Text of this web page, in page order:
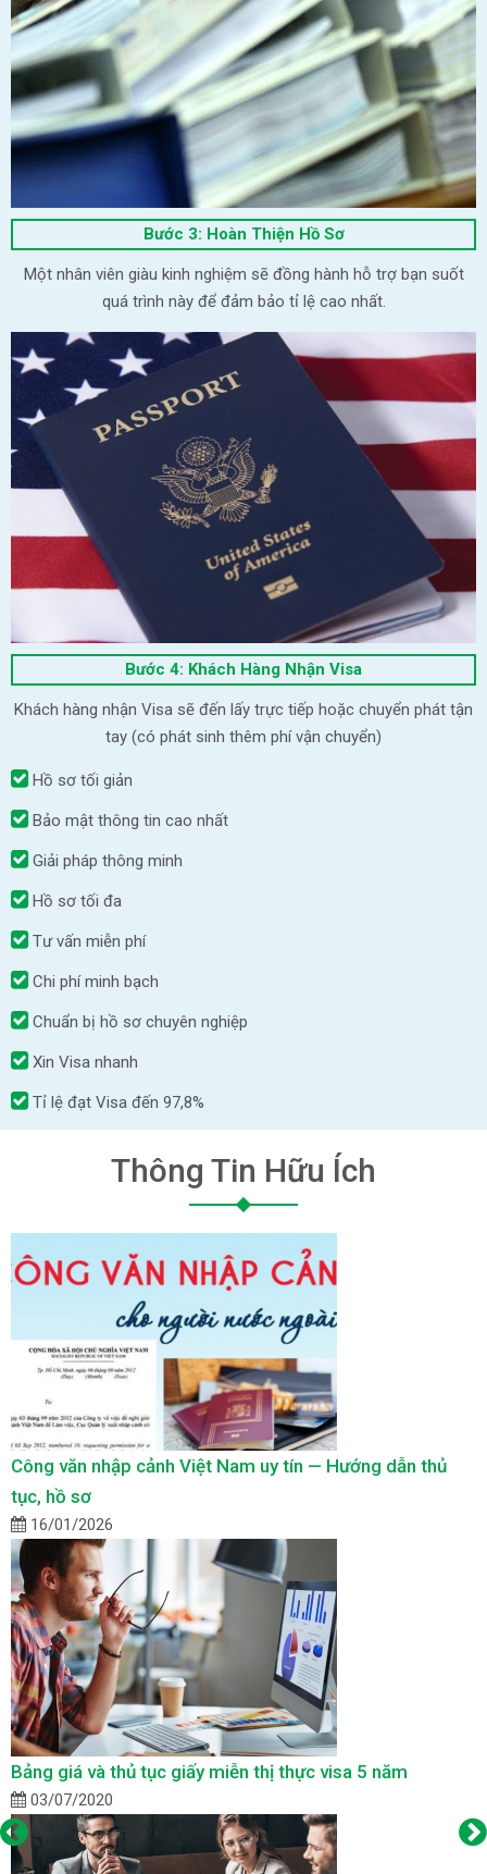
Bước 3: Hoàn Thiện Hồ Sơ
Một nhân viên giàu kinh nghiệm sẽ đồng hành hỗ trợ bạn suốt
quá trình này để đảm bảo tỉ lệ cao nhất.
Bước 4: Khách Hàng Nhận Visa
Khách hàng nhận Visa sẽ đến lấy trực tiếp hoặc chuyển phát tận
tay (có phát sinh thêm phí vận chuyển)
Hồ sơ tối giản
Bảo mật thông tin cao nhất
Giải pháp thông minh
Hồ sơ tối đa
Tư vấn miễn phí
Chi phí minh bạch
Chuẩn bị hồ sơ chuyên nghiệp
Xin Visa nhanh
Tỉ lệ đạt Visa đến 97,8%
Thông Tin Hữu Ích
Công văn nhập cảnh Việt Nam uy tín — Hướng dẫn thủ
tục, hồ sơ
16/01/2026
Bảng giá và thủ tục giấy miễn thị thực visa 5 năm
03/07/2020